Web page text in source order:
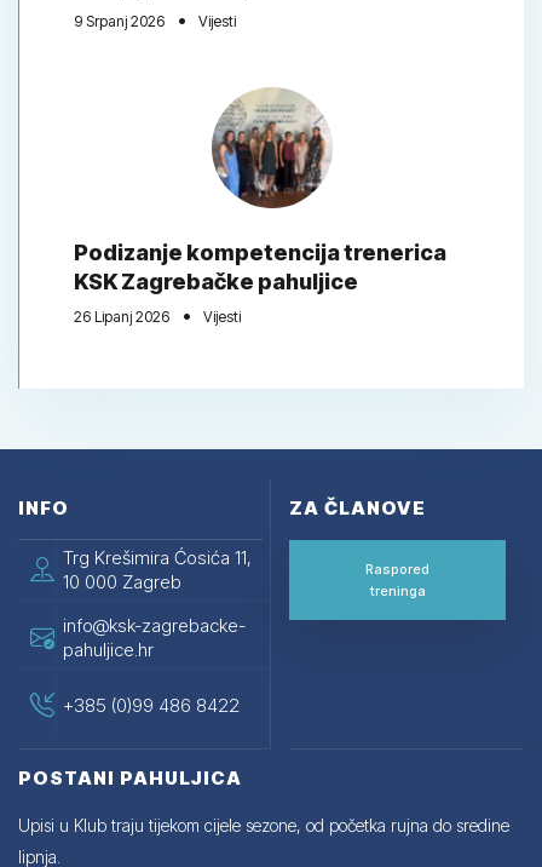
9 Srpanj 2026 Vijesti
Podizanje kompetencija trenerica
KSK Zagrebačke pahuljice
26 Lipanj 2026 Vijesti
INFO
Trg Krešimira Ćosića 11,
10 000 Zagreb
info@ksk-zagrebacke-
pahuljice.hr
+385 (0)99 486 8422
ZA ČLANOVE
Raspored
treninga
POSTANI PAHULJICA
Upisi u Klub traju tijekom cijele sezone, od početka rujna do sredine
lipnja.